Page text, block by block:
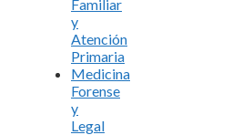
Familiar
y
Atención
Primaria
Medicina
Forense
y
Legal